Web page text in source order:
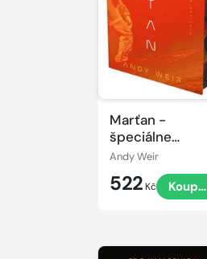
Marťan -
špeciálne
vydanie
Andy Weir
522 Kč Koupit